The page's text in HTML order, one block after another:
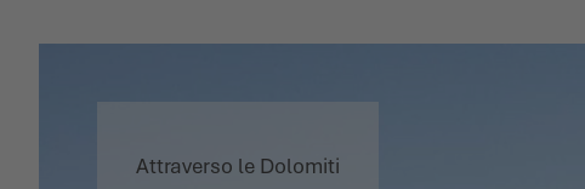
Attraverso le Dolomiti